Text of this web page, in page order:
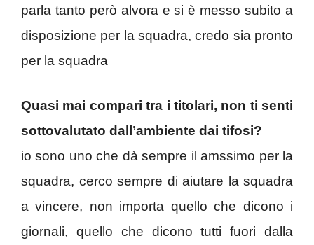
parla tanto però alvora e si è messo subito a
disposizione per la squadra, credo sia pronto
per la squadra
Quasi mai compari tra i titolari, non ti senti
sottovalutato dall’ambiente dai tifosi?
io sono uno che dà sempre il amssimo per la
squadra, cerco sempre di aiutare la squadra
a vincere, non importa quello che dicono i
giornali, quello che dicono tutti fuori dalla